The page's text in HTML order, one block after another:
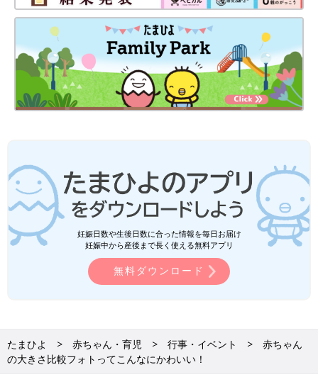
妊娠日数や生後日数に合った情報を毎日お届け
妊娠中から産後まで長く使える無料アプリ
無料ダウンロード
たまひよ 赤ちゃん・育児 行事・イベント
赤ちゃん
の大きさ比較フォトってこんなにかわいい！